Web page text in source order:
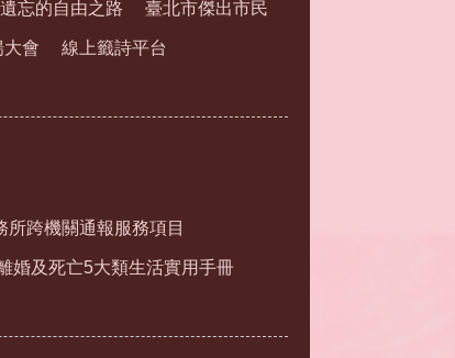
忘的自由之路 臺北市傑出市民
會 線上籤詩平台
所跨機關通報服務項目
婚及死亡5大類生活實用手冊